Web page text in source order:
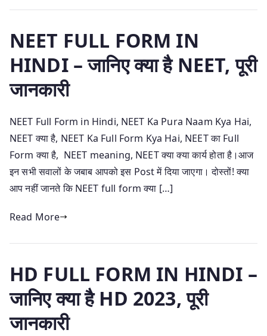
NEET FULL FORM IN
HINDI – जानिए क्या है NEET, पूरी
जानकारी
NEET Full Form in Hindi, NEET Ka Pura Naam Kya Hai,
NEET क्या है, NEET Ka Full Form Kya Hai, NEET का Full
Form क्या है, NEET meaning, NEET क्या क्या कार्य होता है।आज
इन सभी सवालों के जबाब आपको इस Post में दिया जाएगा। दोस्तों! क्या
आप नहीं जानते कि NEET full form क्या […]
Read More
HD FULL FORM IN HINDI –
जानिए क्या है HD 2023, पूरी
जानकारी